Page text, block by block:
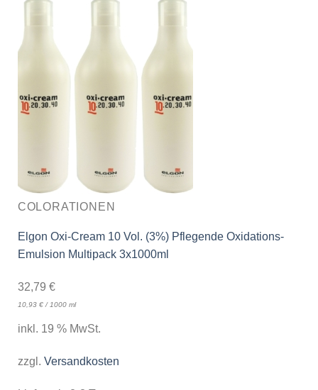
COLORATIONEN
Elgon Oxi-Cream 10 Vol. (3%) Pflegende Oxidations-
Emulsion Multipack 3x1000ml
32,79 €
10,93 €/ 1000 ml
inkl. 19 % MwSt.
zzgl. Versandkosten